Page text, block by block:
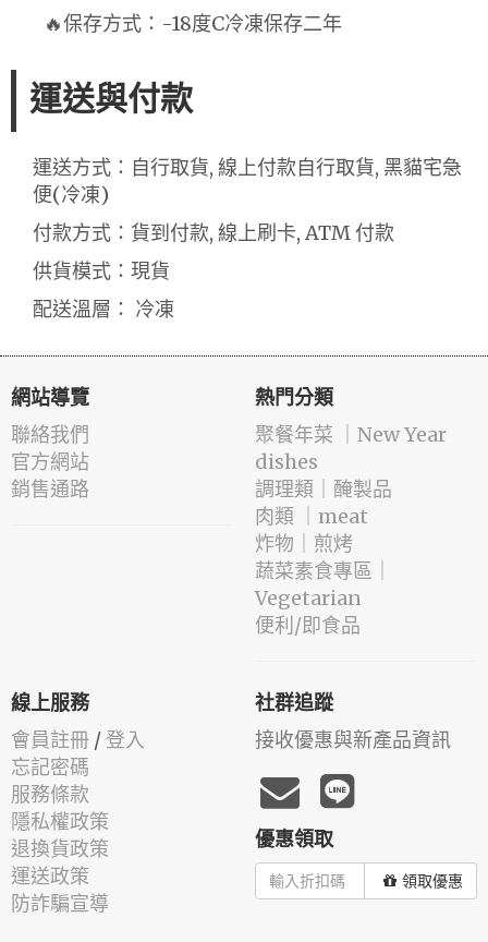
🔥保存方式：-18度C冷凍保存二年
運送與付款
運送方式：自行取貨, 線上付款自行取貨, 黑貓宅急
便(冷凍)
付款方式：貨到付款, 線上刷卡, ATM 付款
供貨模式：現貨
配送溫層： 冷凍
網站導覽
聯絡我們
官方網站
銷售通路
熱門分類
️聚餐年菜 ｜New Year
dishes
️調理類｜醃製品
肉類 ｜meat
️炸物｜煎烤
蔬菜素食專區｜
Vegetarian
便利/即食品
線上服務
會員註冊 / 登入
忘記密碼
服務條款
隱私權政策
退換貨政策
運送政策
防詐騙宣導
社群追蹤
接收優惠與新產品資訊
優惠領取
領取優惠